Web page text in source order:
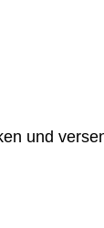
und